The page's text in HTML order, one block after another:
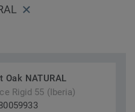
Oak NATURAL
Rigid 55 (Iberia)